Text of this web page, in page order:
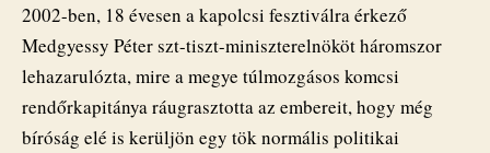
2002-ben, 18 évesen a kapolcsi fesztiválra érkező
Medgyessy Péter szt-tiszt-miniszterelnököt háromszor
lehazarulózta, mire a megye túlmozgásos komcsi
rendőrkapitánya ráugrasztotta az embereit, hogy még
bíróság elé is kerüljön egy tök normális politikai